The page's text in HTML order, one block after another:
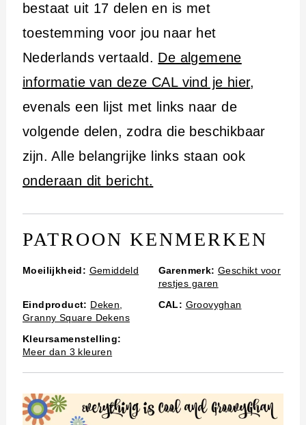
bestaat uit 17 delen en is met
toestemming voor jou naar het
Nederlands vertaald. De algemene
informatie van deze CAL vind je hier,
evenals een lijst met links naar de
volgende delen, zodra die beschikbaar
zijn. Alle belangrijke links staan ook
onderaan dit bericht.
PATROON KENMERKEN
Moeilijkheid: Gemiddeld Garenmerk: Geschikt voor
restjes garen
Eindproduct: Deken
Granny Square Dekens
CAL: Groovyghan
Kleursamenstelling:
Meer dan 3 kleuren